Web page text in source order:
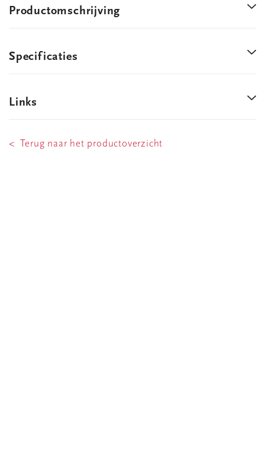
Productomschrijving
Specificaties
Links
< Terug naar het productoverzicht